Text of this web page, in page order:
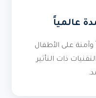
عالمياً
وآمنة على الأطفال
ذات التأثير